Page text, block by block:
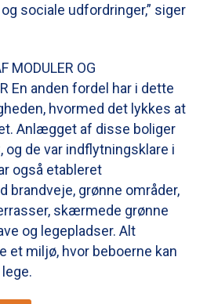
sociale udfordringer,” siger
MODULER OG
En anden fordel har i dette
hvormed det lykkes at
Anlægget af disse boliger
og de var indflytningsklare i
også etableret
brandveje, grønne områder,
skærmede grønne
og legepladser. Alt
et miljø, hvor beboerne kan